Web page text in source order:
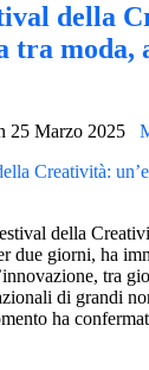
della
tra moda,
25 Marzo 2025
della
due giorni, ha
tra
di grandi
ha